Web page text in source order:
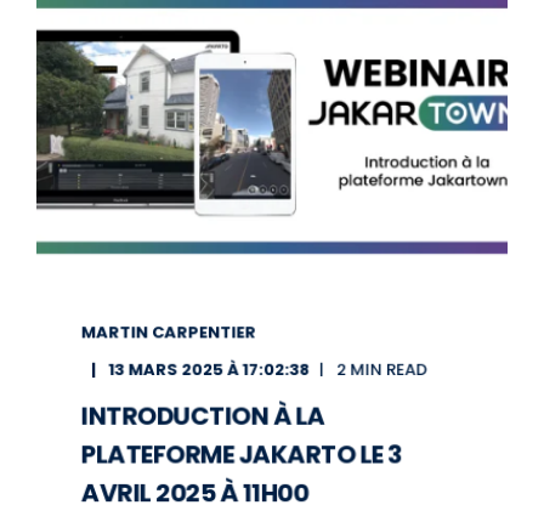
MARTIN CARPENTIER
13 MARS 2025 À 17:02:38
2 MIN READ
INTRODUCTION À LA
PLATEFORME JAKARTO LE 3
AVRIL 2025 À 11H00